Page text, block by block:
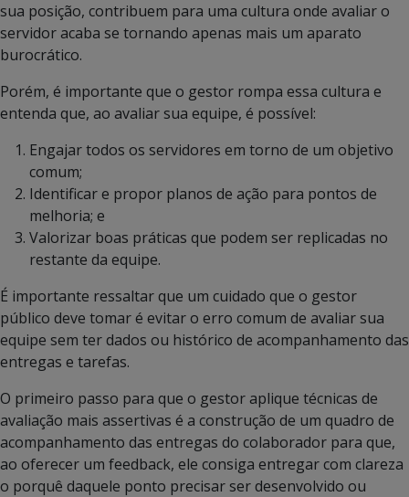
sua posição, contribuem para uma cultura onde avaliar o
servidor acaba se tornando apenas mais um aparato
burocrático.
Porém, é importante que o gestor rompa essa cultura e
entenda que, ao avaliar sua equipe, é possível:
Engajar todos os servidores em torno de um objetivo
comum;
Identificar e propor planos de ação para pontos de
melhoria; e
Valorizar boas práticas que podem ser replicadas no
restante da equipe.
É importante ressaltar que um cuidado que o gestor
público deve tomar é evitar o erro comum de avaliar sua
equipe sem ter dados ou histórico de acompanhamento das
entregas e tarefas.
O primeiro passo para que o gestor aplique técnicas de
avaliação mais assertivas é a construção de um quadro de
acompanhamento das entregas do colaborador para que,
ao oferecer um feedback, ele consiga entregar com clareza
o porquê daquele ponto precisar ser desenvolvido ou